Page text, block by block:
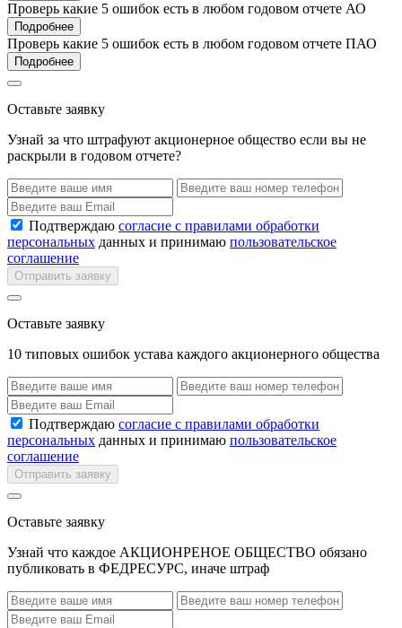
Проверь какие 5 ошибок есть в любом годовом отчете АО
Подробнее
Проверь какие 5 ошибок есть в любом годовом отчете ПАО
Подробнее
Оставьте заявку
Узнай за что штрафуют акционерное общество если вы не
раскрыли в годовом отчете?
Подтверждаю согласие с правилами обработки
персональных данных и принимаю пользовательское
соглашение
Отправить заявку
Оставьте заявку
10 типовых ошибок устава каждого акционерного общества
Подтверждаю согласие с правилами обработки
персональных данных и принимаю пользовательское
соглашение
Отправить заявку
Оставьте заявку
Узнай что каждое АКЦИОНРЕНОЕ ОБЩЕСТВО обязано
публиковать в ФЕДРЕСУРС, иначе штраф